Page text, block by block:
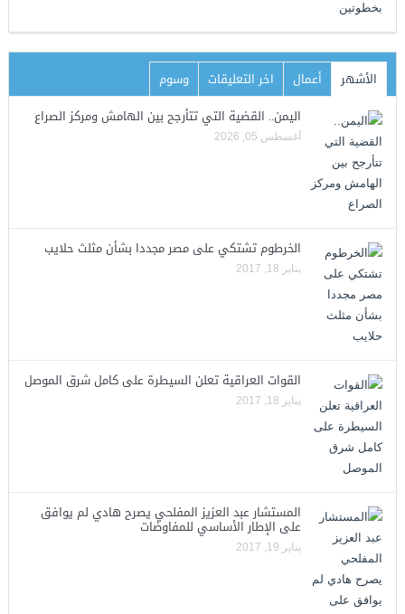
الأشهر أعمال اخر التعليقات
وسوم
اليمن.. القضية التي تتأرجح بين الهامش ومركز الصراع
أغسطس 05, 2026
الخرطوم تشتكي على مصر مجددا بشأن مثلث حلايب
يناير 18, 2017
القوات العراقية تعلن السيطرة على كامل شرق الموصل
يناير 18, 2017
المستشار عبد العزيز المفلحي يصرح هادي لم يوافق
على الإطار الأساسي للمفاوضات
يناير 19, 2017